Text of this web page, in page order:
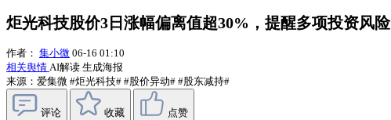
炬光科技股价3日涨幅偏离值超30%，提醒多项投资风险
作者： 集小微 06-16 01:10
相关舆情 AI解读 生成海报
来源：爱集微 #炬光科技# #股价异动# #股东减持#
评论 收藏 点赞